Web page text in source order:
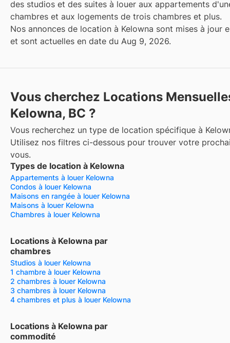
des studios et des suites à louer aux appartements
chambres et aux logements de trois chambres et plus.
Nos annonces de location à Kelowna sont mises à jour
et sont actuelles en date du Aug 9, 2026.
Vous cherchez Locations
Kelowna, BC ?
Vous recherchez un type de location spécifique à
Utilisez nos filtres ci-dessous pour trouver votre
vous.
Types de location à Kelowna
Appartements à louer Kelowna
Condos à louer Kelowna
Maisons en rangée à louer Kelowna
Maisons à louer Kelowna
Chambres à louer Kelowna
Locations à Kelowna par
chambres
Studios à louer Kelowna
1 chambre à louer Kelowna
2 chambres à louer Kelowna
3 chambres à louer Kelowna
4 chambres et plus à louer Kelowna
Locations à Kelowna par
commodité